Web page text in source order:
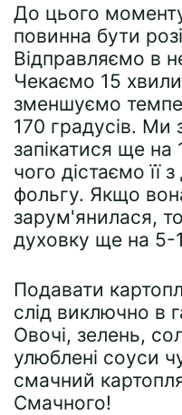
До цього
повинна бути
Відправляємо в
Чекаємо 15
зменшуємо
170 градусів.
запікатися ще на
чого дістаємо її
фольгу. Якщо
зарум'янилася, то
духовку ще на 5-
Подавати
слід виключно в
Овочі, зелень,
улюблені соуси
смачний
Смачного!